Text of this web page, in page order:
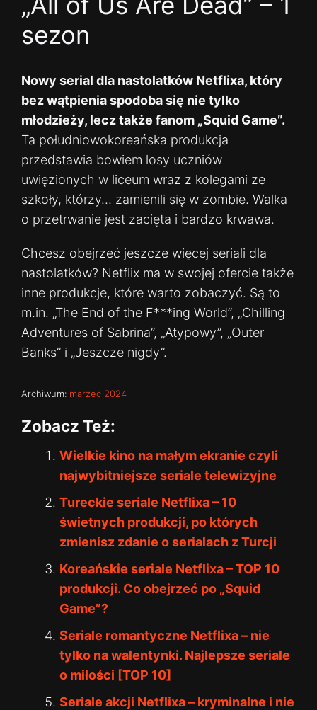
sezon
Nowy serial dla nastolatków Netflixa, który
bez wątpienia spodoba się nie tylko
młodzieży, lecz także fanom „Squid Game”.
Ta południowokoreańska produkcja
przedstawia bowiem losy uczniów
uwięzionych w liceum wraz z kolegami ze
szkoły, którzy… zamienili się w zombie. Walka
o przetrwanie jest zacięta i bardzo krwawa.
Chcesz obejrzeć jeszcze więcej seriali dla
nastolatków? Netflix ma w swojej ofercie także
inne produkcje, które warto zobaczyć. Są to
m.in. „The End of the F***ing World”, „Chilling
Adventures of Sabrina”, „Atypowy”, „Outer
Banks” i „Jeszcze nigdy”.
Archiwum: marzec 2024
Zobacz Też:
Wielkie kino na małym ekranie czyli
najwybitniejsze seriale telewizyjne
Tureckie seriale Netflixa – 10
świetnych produkcji, po których
zmienisz zdanie o serialach z Turcji
Koreańskie seriale Netflixa – TOP 10
produkcji. Co obejrzeć po „Squid
Game”?
Seriale romantyczne Netflixa – nie
tylko na walentynki. Najlepsze seriale
o miłości [TOP 10]
Seriale akcji Netflixa – kryminalne i nie